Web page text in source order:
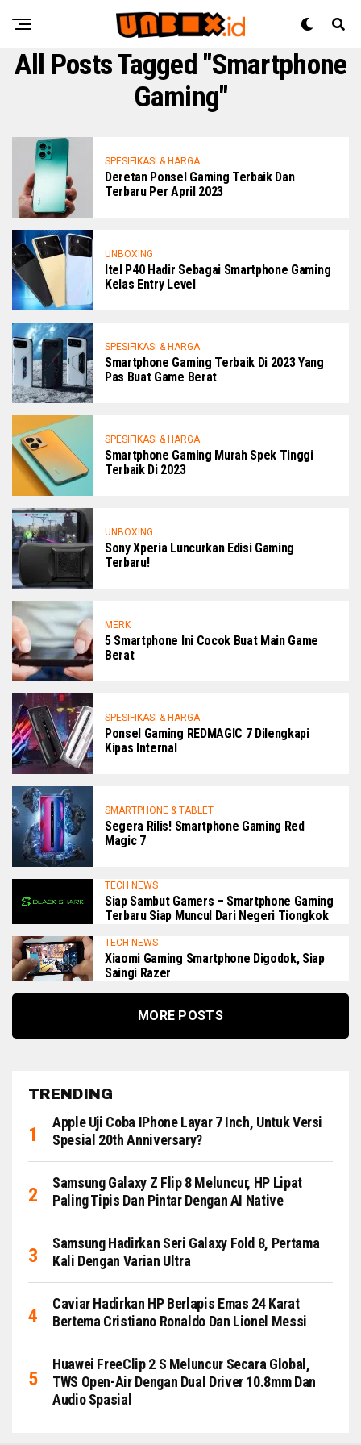
All Posts Tagged "smartphone
Gaming"
SPESIFIKASI & HARGA
Deretan Ponsel Gaming Terbaik Dan
Terbaru Per April 2023
UNBOXING
Itel P40 Hadir Sebagai Smartphone Gaming
Kelas Entry Level
SPESIFIKASI & HARGA
Smartphone Gaming Terbaik Di 2023 Yang
Pas Buat Game Berat
SPESIFIKASI & HARGA
Smartphone Gaming Murah Spek Tinggi
Terbaik Di 2023
UNBOXING
Sony Xperia Luncurkan Edisi Gaming
Terbaru!
MERK
5 Smartphone Ini Cocok Buat Main Game
Berat
SPESIFIKASI & HARGA
Ponsel Gaming REDMAGIC 7 Dilengkapi
Kipas Internal
SMARTPHONE & TABLET
Segera Rilis! Smartphone Gaming Red
Magic 7
TECH NEWS
Siap Sambut Gamers – Smartphone Gaming
Terbaru Siap Muncul Dari Negeri Tiongkok
TECH NEWS
Xiaomi Gaming Smartphone Digodok, Siap
Saingi Razer
MORE POSTS
TRENDING
Apple Uji Coba IPhone Layar 7 Inch, Untuk Versi
Spesial 20th Anniversary?
Samsung Galaxy Z Flip 8 Meluncur, HP Lipat
Paling Tipis Dan Pintar Dengan AI Native
Samsung Hadirkan Seri Galaxy Fold 8, Pertama
Kali Dengan Varian Ultra
Caviar Hadirkan HP Berlapis Emas 24 Karat
Bertema Cristiano Ronaldo Dan Lionel Messi
Huawei FreeClip 2 S Meluncur Secara Global,
TWS Open-Air Dengan Dual Driver 10.8mm Dan
Audio Spasial